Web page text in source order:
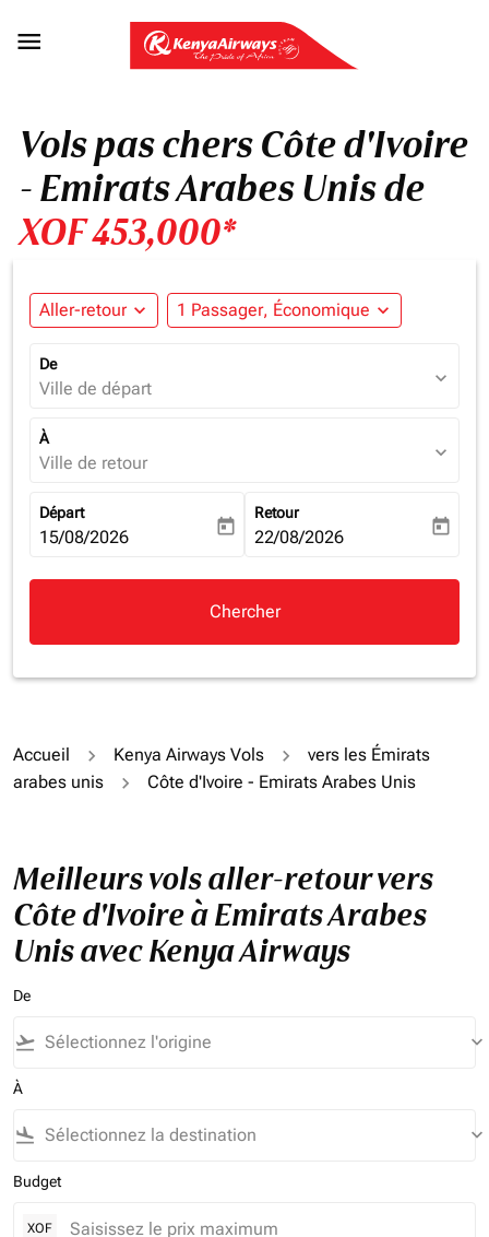

Vols pas chers Côte d'Ivoire
- Emirats Arabes Unis de
XOF 453,000*
Aller-retour expand_more 1 Passager, Économique expand_more
De
Ville de départ expand_more
À
Ville de retour expand_more
Départ
fc-booking-departure-date-aria-label
15/08/2026 today
Retour
fc-booking-return-date-aria-
22/08/2026 today
Chercher
Accueil Kenya Airways Vols
vers les Émirats
arabes unis
Côte d'Ivoire - Emirats Arabes Unis
Meilleurs vols aller-retour vers
Côte d'Ivoire à Emirats Arabes
Unis avec Kenya Airways
De
flight_takeoff keyboard_arrow_down
À
flight_land keyboard_arrow_down
Budget
XOF